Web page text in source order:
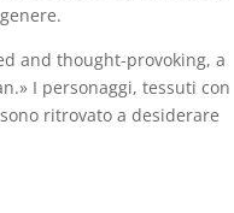
and thought-provoking, a
I personaggi, tessuti con
ritrovato a desiderare